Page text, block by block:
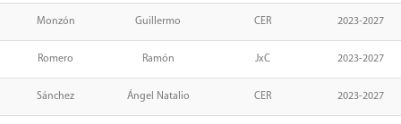
Monzón Guillermo CER 2023-2027
Romero Ramón JxC 2023-2027
Sánchez Ángel Natalio CER 2023-2027